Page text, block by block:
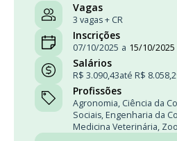
Vagas
3 vagas + CR
Inscrições
07/10/2025 a 15/10/2025
Salários
R$ 3.090,43até R$
Profissões
Agronomia, Ciência da
Sociais, Engenharia da
Medicina Veterinária,